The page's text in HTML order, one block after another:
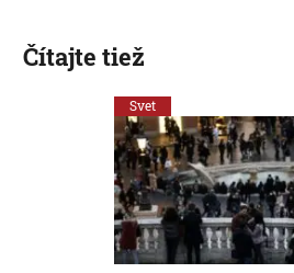
Čítajte tiež
Svet